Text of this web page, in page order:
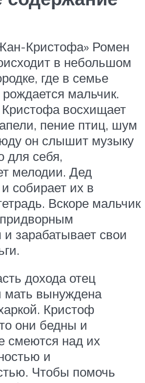
Кристофа» Ромен
в небольшом
где в семье
мальчик.
восхищает
пение птиц, шум
он слышит музыку
для себя,
мелодии. Дед
собирает их в
Вскоре мальчик
зарабатывает свои
дохода отец
мать вынуждена
Кристоф
они бедны и
смеются над их
и
Чтобы помочь